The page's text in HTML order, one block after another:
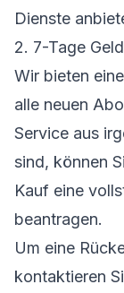
Dienste
2. 7-Tage
Wir bieten
alle neuen
Service aus
sind, können
Kauf eine
beantragen.
Um eine
kontaktieren